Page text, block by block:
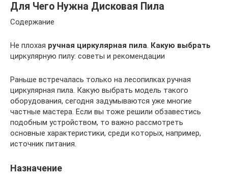
Для Чего Нужна Дисковая Пила
Содержание
Не плохая ручная циркулярная пила. Какую выбрать
циркулярную пилу: советы и рекомендации
Раньше встречалась только на лесопилках ручная
циркулярная пила. Какую выбрать модель такого
оборудования, сегодня задумываются уже многие
частные мастера. Если вы тоже решили обзавестись
подобным устройством, то важно рассмотреть
основные характеристики, среди которых, например,
источник питания.
Назначение